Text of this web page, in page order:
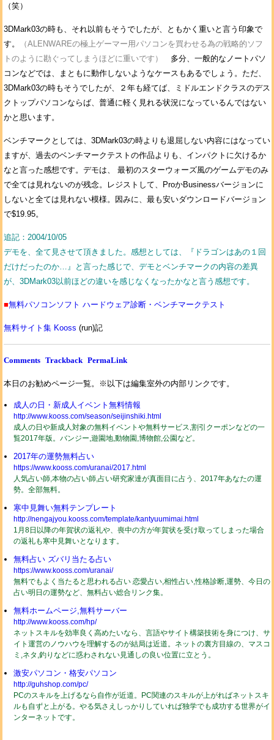
（笑）
3DMark03の時も、それ以前もそうでしたが、ともかく重いと言う印象で
す。
（ALENWAREの極上ゲーマー用パソコンを買わせる為の戦略的ソフ
トのように勘ぐってしまうほどに重いです）
多分、一般的なノートパソ
コンなどでは、まともに動作しないようなケースもあるでしょう。ただ、
3DMark03の時もそうでしたが、２年も経てば、ミドルエンドクラスのデス
クトップパソコンならば、普通に軽く見れる状況になっているんではない
かと思います。
ベンチマークとしては、3DMark03の時よりも退屈しない内容にはなってい
ますが、過去のベンチマークテストの作品よりも、インパクトに欠けるか
なと言った感想です。デモは、 最初のスターウォーズ風のゲームデモのみ
で全ては見れないのが残念。レジストして、ProかBusinessバージョンに
しないと全ては見れない模様。因みに、最も安いダウンロードバージョン
で$19.95。
追記：2004/10/05
デモを、全て見させて頂きました。感想としては、『ドラゴンはあの１回
だけだったのか…』と言った感じで、デモとベンチマークの内容の差異
が、3DMark03以前ほどの違いを感じなくなったかなと言う感想です。
■無料パソコンソフト ハードウェア診断・ベンチマークテスト
無料サイト集 Kooss (run)記
Comments Trackback PermaLink
本日のお勧めページ一覧。※以下は編集室外の内部リンクです。
成人の日・新成人イベント無料情報
http://www.kooss.com/season/seijinshiki.html
成人の日や新成人対象の無料イベントや無料サービス,割引クーポンなどの一
覧2017年版。バンジー,遊園地,動物園,博物館,公園など。
2017年の運勢無料占い
https://www.kooss.com/uranai/2017.html
人気占い師,本物の占い師,占い研究家達が真面目に占う、2017年あなたの運
勢。全部無料。
寒中見舞い無料テンプレート
http://nengajyou.kooss.com/template/kantyuumimai.html
1月8日以降の年賀状の返礼や、喪中の方が年賀状を受け取ってしまった場合
の返礼も寒中見舞いとなります。
無料占い ズバリ当たる占い
https://www.kooss.com/uranai/
無料でもよく当たると思われる占い 恋愛占い,相性占い,性格診断,運勢、今日の
占い明日の運勢など、無料占い総合リンク集。
無料ホームページ,無料サーバー
http://www.kooss.com/hp/
ネットスキルを効率良く高めたいなら、言語やサイト構築技術を身につけ、サ
イト運営のノウハウを理解するのが結局は近道。ネットの裏方目線の、マスコ
ミ,ネタ,釣りなどに惑わされない見通しの良い位置に立とう。
激安パソコン・格安パソコン
http://guhshop.com/pc/
PCのスキルを上げるなら自作が近道。PC関連のスキルが上がればネットスキ
ルも自ずと上がる。やる気さえしっかりしていれば独学でも成功する世界がイ
ンターネットです。